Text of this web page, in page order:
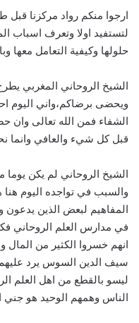
ارجوا منكم رواد مركزنا
لتستفيد اولا وتعرف اسباب
حلولها وكيفية التعامل معها
الشيخ الروحاني المغربي
ويحضى برضاكم،واني اليوم
الشفاء فمن الله تعالى وان
قبل كل شيء والعافي وانما
الشيخ الروحاني لم يكن يوما
والسبب في تواجده اليوم
المفاهيم لبعض الذين
في مدارس العلم الروحاني
انهم خسروا الكثير من المال
سيف الدين السوس يرد
ليسو بالقطع من اهل العلم
الناس وهمهم الوحيد هو جني